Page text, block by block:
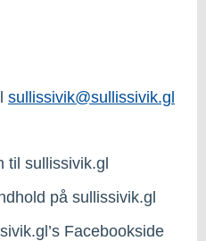
sullissivik@sullissivik.gl
til sullissivik.gl
på sullissivik.gl
Facebookside